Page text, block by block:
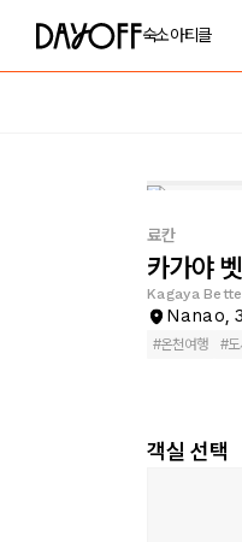
숙소아티클
료칸
카가야
Kagaya
Nanao,
#온천여행 #도
객실 선택